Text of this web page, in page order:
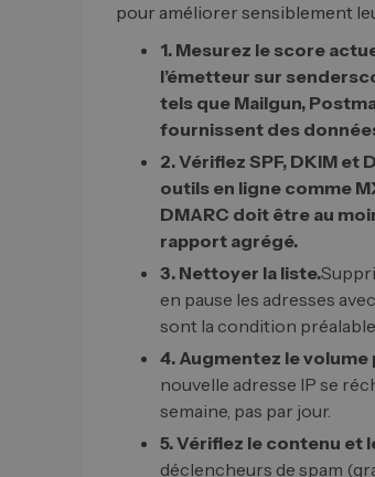
pour améliorer sensiblement
1. Mesurez le score
l’émetteur sur
tels que Mailgun,
fournissent des
2. Vérifiez SPF, DKIM
outils en ligne comme
DMARC doit être au
rapport agrégé.
3. Nettoyer la liste.
en pause les adresses
sont la condition
4. Augmentez le
nouvelle adresse IP se
semaine, pas par jour.
5. Vérifiez le contenu et
déclencheurs de spam